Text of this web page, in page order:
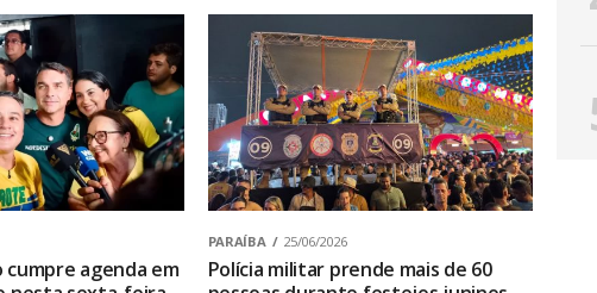
cumpre agenda em
PARAÍBA 25/06/2026
Polícia militar prende mais de 60